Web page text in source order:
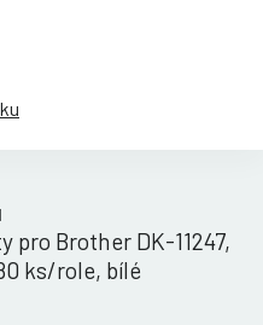
Brother DK-11247,
ks/role, bílé